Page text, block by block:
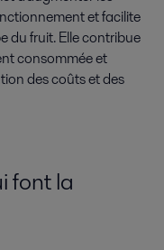
et facilite
du fruit. Elle contribue
consommée et
des coûts et des
font la